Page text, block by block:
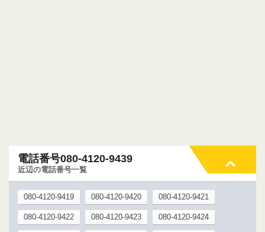
電話番号080-4120-9439
近辺の電話番号一覧
080-4120-9419 080-4120-9420 080-4120-9421
080-4120-9422 080-4120-9423 080-4120-9424